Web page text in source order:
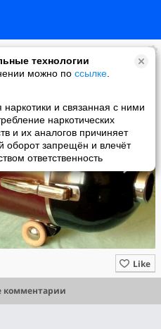
технологии
можно по ссылке
наркотики и связанная с ними
наркотических
и их аналогов причиняет
оборот запрещён и влечёт
ответственность
Like